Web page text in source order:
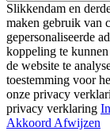
Slikkendam en
maken gebruik van
gepersonaliseerde
koppeling te
de website te
toestemming voor
onze privacy
privacy verklaring
Akkoord Afwijzen